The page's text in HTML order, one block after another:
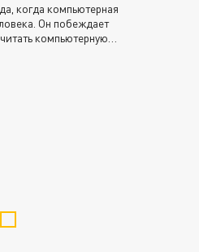
когда компьютерная
Он побеждает
компьютерную